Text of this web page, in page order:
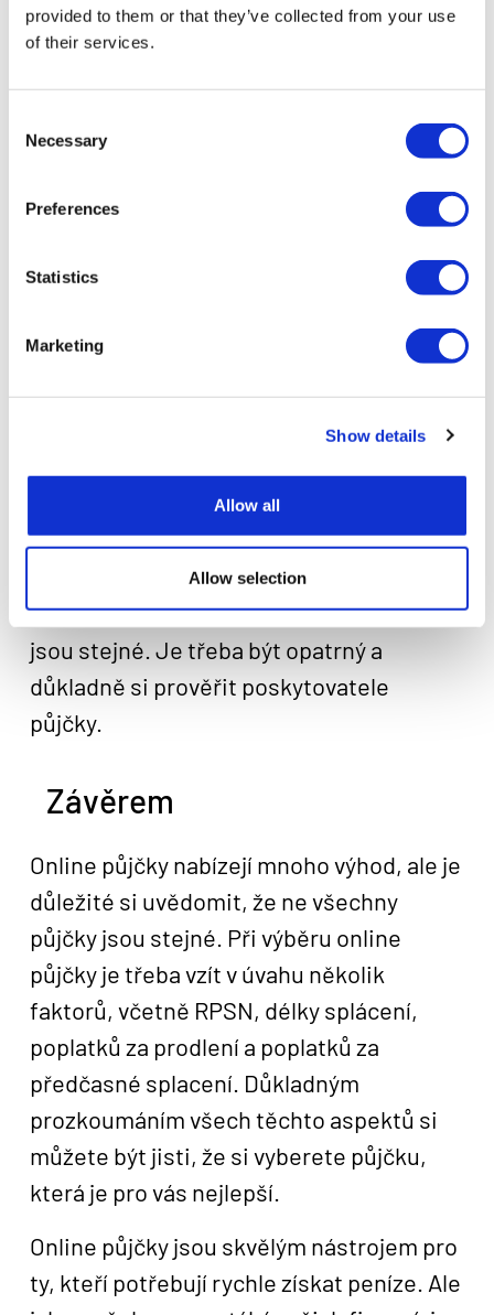
provided to them or that they’ve collected from your use
of their services.
Selection
Necessary
Preferences
Statistics
Marketing
Show details
Allow all
Allow selection
se zaměřit, je poplatek za předčasné
splacení půjčky. Některé nebankovní
společnosti neúčtují žádný poplatek za
předčasné splacení, zatímco jiné mohou
uzavřením smlouvy se ujistěte, že jste si
předčasným splacením.
Online Půjčka: Rychlá a
Bezpečná Volba
Online půjčky nabízejí mnoho výhod, jako
je rychlost a pohodlí. Můžete si půjčit
peníze kdykoli a kdekoli, a to z pohodlí
vašeho domova. Ale je důležité si
uvědomit, že ne všechny online půjčky
jsou stejné. Je třeba být opatrný a
důkladně si prověřit poskytovatele
půjčky.
Závěrem
Online půjčky nabízejí mnoho výhod, ale je
důležité si uvědomit, že ne všechny
půjčky jsou stejné. Při výběru online
půjčky je třeba vzít v úvahu několik
faktorů, včetně RPSN, délky splácení,
poplatků za prodlení a poplatků za
předčasné splacení. Důkladným
prozkoumáním všech těchto aspektů si
můžete být jisti, že si vyberete půjčku,
která je pro vás nejlepší.
Online půjčky jsou skvělým nástrojem pro
ty, kteří potřebují rychle získat peníze. Ale